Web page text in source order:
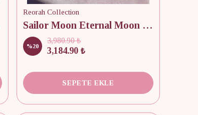
Reorah Collection
Sailor Moon Eternal Moon Crisis Compact Set
%20
3,980.90 ₺
3,184.90 ₺
SEPETE EKLE